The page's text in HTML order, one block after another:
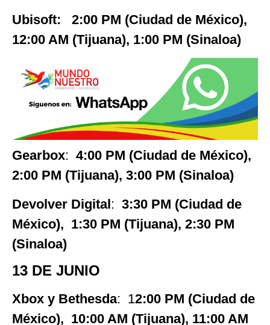
Ubisoft:
2:00 PM (Ciudad de México),
12:00 AM (Tijuana), 1:00 PM (Sinaloa)
Gearbox: 4:00 PM (Ciudad de México),
2:00 PM (Tijuana), 3:00 PM (Sinaloa)
Devolver Digital: 3:30 PM (Ciudad de
México), 1:30 PM (Tijuana), 2:30 PM
(Sinaloa)
13 DE JUNIO
Xbox y Bethesda: 12:00 PM (Ciudad de
México), 10:00 AM (Tijuana), 11:00 AM